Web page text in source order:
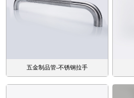
五金制品管-不锈钢拉手